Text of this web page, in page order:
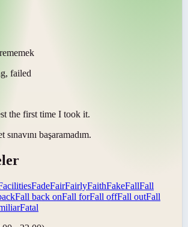
failed
the first time I took it.
başaramadım.
FadeFairFairlyFaithFakeFallFall
Fall back onFall forFall offFall outFall
Fatal